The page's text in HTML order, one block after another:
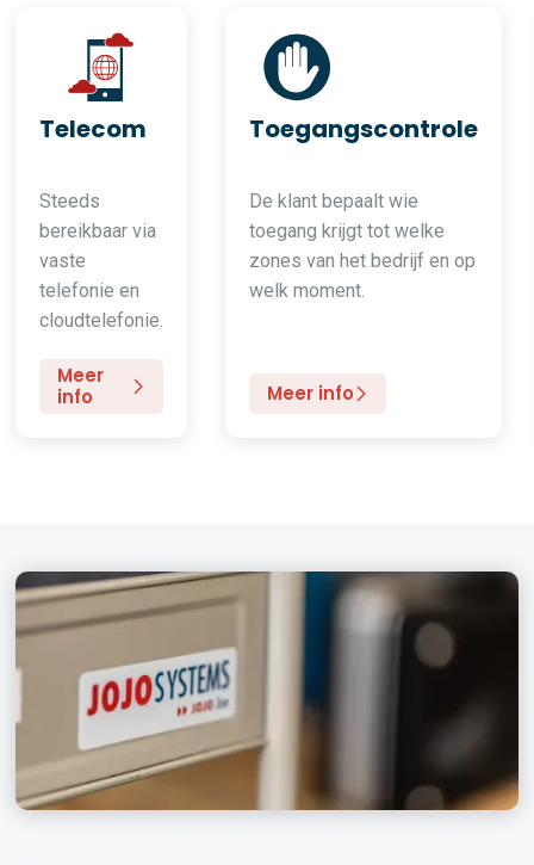
Telecom
Steeds
bereikbaar via
vaste
telefonie en
cloudtelefonie.
Meer
info
Toegangscontrole
De klant bepaalt wie
toegang krijgt tot welke
zones van het bedrijf en op
welk moment.
Meer info